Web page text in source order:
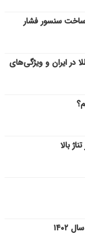
سنسور فشار
در ایران و ویژگی‌های
بالا